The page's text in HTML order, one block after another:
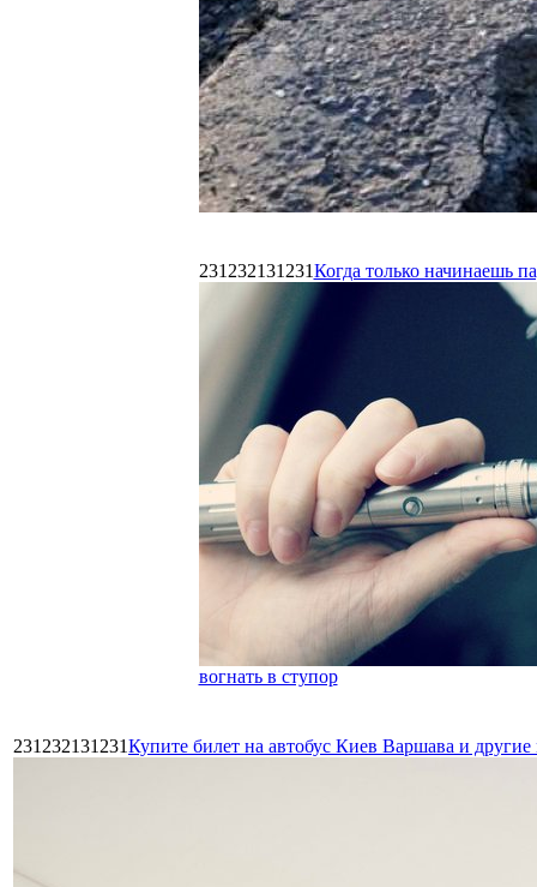
231232131231Когда только начинаешь
вогнать в ступор
231232131231Купите билет на автобус Киев Варшава и